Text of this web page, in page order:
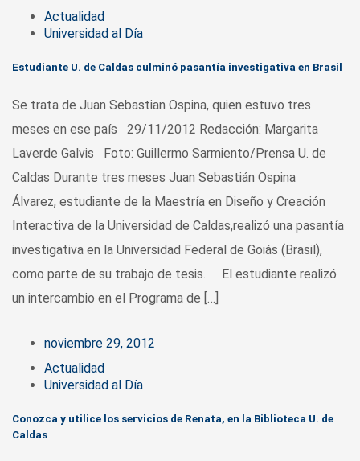
Actualidad
Universidad al Día
Estudiante U. de Caldas culminó pasantía investigativa en Brasil
Se trata de Juan Sebastian Ospina, quien estuvo tres
meses en ese país 29/11/2012 Redacción: Margarita
Laverde Galvis Foto: Guillermo Sarmiento/Prensa U. de
Caldas Durante tres meses Juan Sebastián Ospina
Álvarez, estudiante de la Maestría en Diseño y Creación
Interactiva de la Universidad de Caldas,realizó una pasantía
investigativa en la Universidad Federal de Goiás (Brasil),
como parte de su trabajo de tesis. El estudiante realizó
un intercambio en el Programa de […]
noviembre 29, 2012
Actualidad
Universidad al Día
Conozca y utilice los servicios de Renata, en la Biblioteca U. de
Caldas